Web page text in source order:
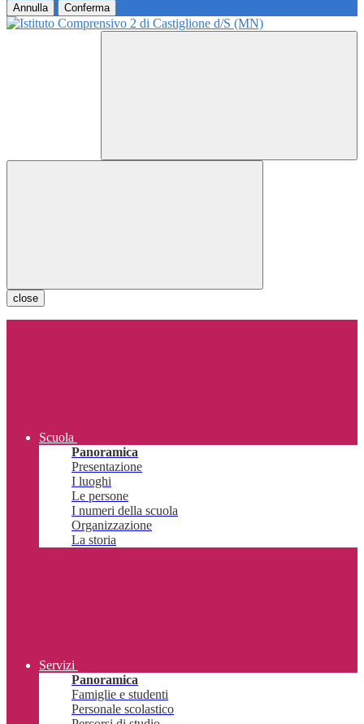
Annulla Conferma
close
Scuola
Panoramica
Presentazione
I luoghi
Le persone
I numeri della scuola
Organizzazione
La storia
Servizi
Panoramica
Famiglie e studenti
Personale scolastico